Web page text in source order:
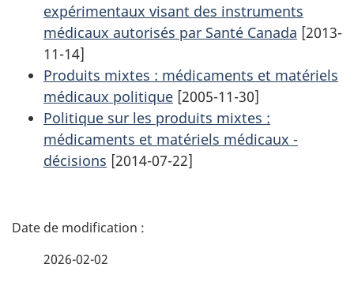
expérimentaux visant des instruments
médicaux autorisés par Santé Canada [2013-
11-14]
Produits mixtes : médicaments et matériels
médicaux politique [2005-11-30]
Politique sur les produits mixtes :
médicaments et matériels médicaux -
décisions [2014-07-22]
D
2026-02-02